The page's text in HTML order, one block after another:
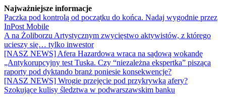
Najważniejsze informacje
Paczka pod kontrolą od początku do końca. Nadaj wygodnie przez
InPost Mobile
A na Żoliborzu Artystycznym zwycięstwo aktywistów, z którego
ucieszy się… tylko inwestor
[NASZ NEWS] Afera Hazardowa wraca na sądową wokandę
„Antykorupcyjny test Tuska. Czy “niezależna ekspertka” pisząca
raporty pod dyktando branż poniesie konsekwencje?
[NASZ NEWS] Wrogie przejęcie pod przykrywką afery?
Szokujące kulisy śledztwa w podwarszawskim banku